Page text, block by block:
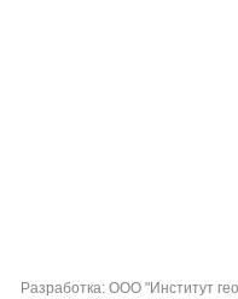
Разработка: ООО "Институт